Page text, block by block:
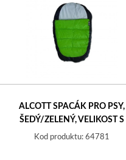
ALCOTT SPACÁK PRO PSY,
ŠEDÝ/ZELENÝ, VELIKOST S
Kod produktu: 64781